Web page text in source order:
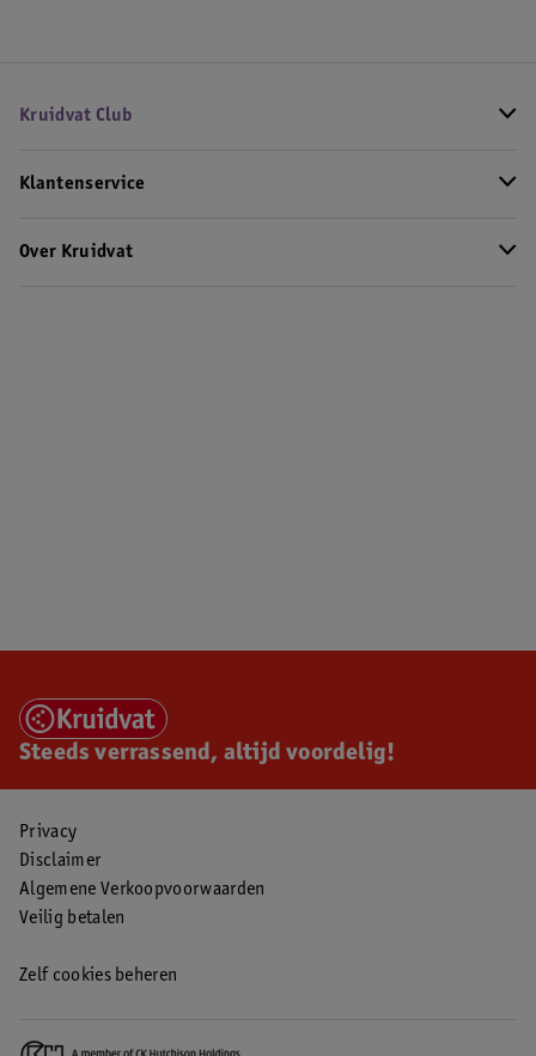
Kruidvat Club
Klantenservice
Over Kruidvat
Steeds verrassend, altijd voordelig!
Privacy
Disclaimer
Algemene Verkoopvoorwaarden
Veilig betalen
Zelf cookies beheren